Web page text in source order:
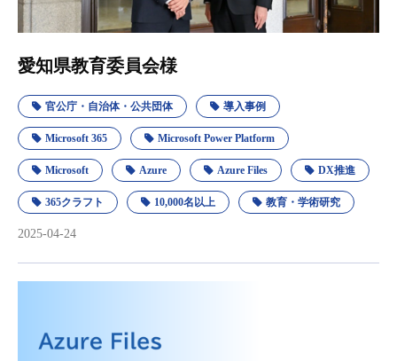
ATS Newsletter購読登録
企業情報
愛知県教育委員会様
官公庁・自治体・公共団体 導入事例
Microsoft 365 Microsoft Power Platform
Microsoft Azure Azure Files DX推進
365クラフト 10,000名以上 教育・学術研究
2025-04-24